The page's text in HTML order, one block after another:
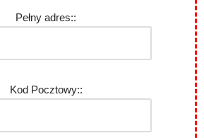
Pełny adres::
Kod Pocztowy::